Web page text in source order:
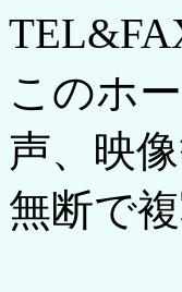
このホ
声、映
無断で